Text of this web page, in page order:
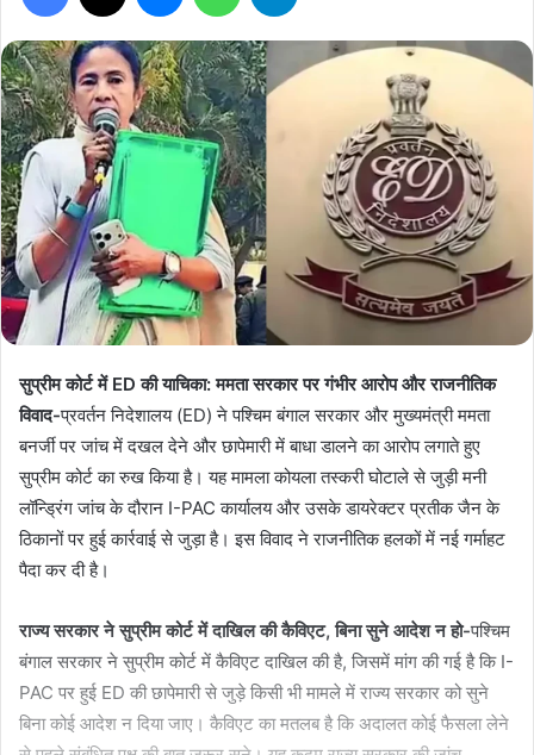
सुप्रीम कोर्ट में ED की याचिका: ममता सरकार पर गंभीर आरोप और राजनीतिक
विवाद-प्रवर्तन निदेशालय (ED) ने पश्चिम बंगाल सरकार और मुख्यमंत्री ममता
बनर्जी पर जांच में दखल देने और छापेमारी में बाधा डालने का आरोप लगाते हुए
सुप्रीम कोर्ट का रुख किया है। यह मामला कोयला तस्करी घोटाले से जुड़ी मनी
लॉन्ड्रिंग जांच के दौरान I-PAC कार्यालय और उसके डायरेक्टर प्रतीक जैन के
ठिकानों पर हुई कार्रवाई से जुड़ा है। इस विवाद ने राजनीतिक हलकों में नई गर्माहट
पैदा कर दी है।
राज्य सरकार ने सुप्रीम कोर्ट में दाखिल की कैविएट, बिना सुने आदेश न हो-पश्चिम
बंगाल सरकार ने सुप्रीम कोर्ट में कैविएट दाखिल की है, जिसमें मांग की गई है कि I-
PAC पर हुई ED की छापेमारी से जुड़े किसी भी मामले में राज्य सरकार को सुने
बिना कोई आदेश न दिया जाए। कैविएट का मतलब है कि अदालत कोई फैसला लेने